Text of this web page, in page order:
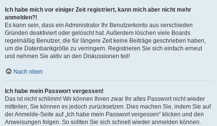
Ich habe mich vor einiger Zeit registriert, kann mich aber nicht mehr
anmelden?!
Es kann sein, dass ein Administrator Ihr Benutzerkonto aus verschieden
Gründen deaktiviert oder gelöscht hat. Außerdem löschen viele Boards
regelmäßig Benutzer, die für längere Zeit keine Beiträge geschrieben haben,
um die Datenbankgröße zu verringern. Registrieren Sie sich einfach erneut
und nehmen Sie aktiv an den Diskussionen teil!
Nach oben
Ich habe mein Passwort vergessen!
Das ist nicht schlimm! Wir können Ihnen zwar Ihr altes Passwort nicht wieder
mitteilen, Sie können es jedoch zurücksetzen. Dies machen Sie, indem Sie auf
der Anmelde-Seite auf „Ich habe mein Passwort vergessen“ klicken und den
Anweisungen folgen. So sollten Sie sich schnell wieder anmelden können.